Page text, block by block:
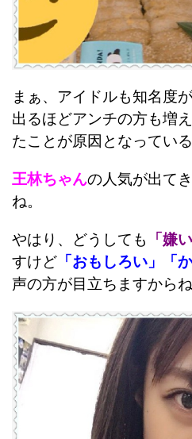
まぁ、アイドルも知名度
出るほどアンチの方も増
たことが原因となってい
王林ちゃんの人気が出て
ね。
やはり、どうしても 「嫌い
すけど 「おもしろい」「
声の方が目立ちますからね